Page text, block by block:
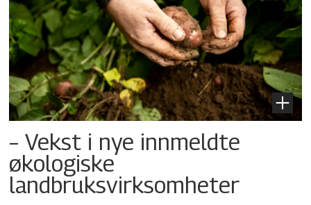
– Vekst i nye innmeldte
økologiske
landbruksvirksomheter